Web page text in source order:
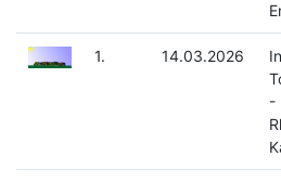
1. 14.03.2026
-